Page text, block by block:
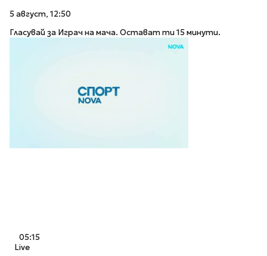
5 август, 12:50
Гласувай за Играч на мача. Остават ти 15 минути.
05:15
Live